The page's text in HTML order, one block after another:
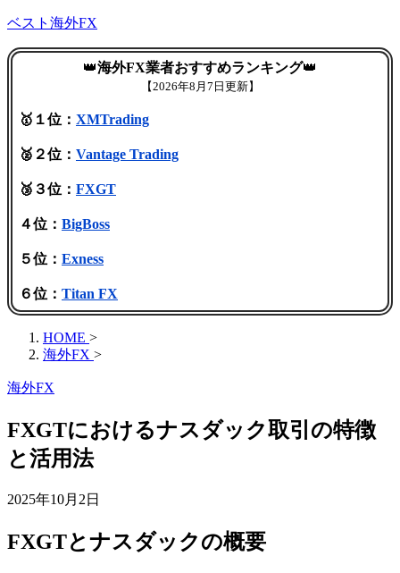
ベスト海外FX
👑海外FX業者おすすめランキング👑
【2026年8月7日更新】
🥇１位： XMTrading
🥈２位： Vantage Trading
🥉３位： FXGT
４位： BigBoss
５位： Exness
６位： Titan FX
HOME >
海外FX >
海外FX
FXGTにおけるナスダック取引の特徴
と活用法
2025年10月2日
FXGTとナスダックの概要